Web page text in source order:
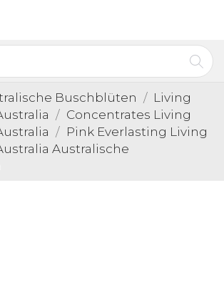
Buschblüten
Living
Concentrates Living
Pink Everlasting Living
Australische